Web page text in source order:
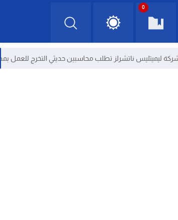
0
ناتشرلز تطلب محاسبين حديثي التخرج للعمل بمصر